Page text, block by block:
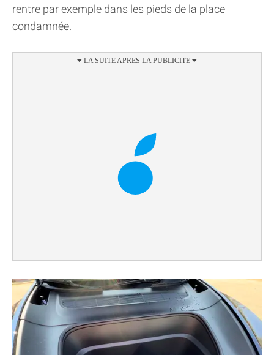
rentre par exemple dans les pieds de la place
condamnée.